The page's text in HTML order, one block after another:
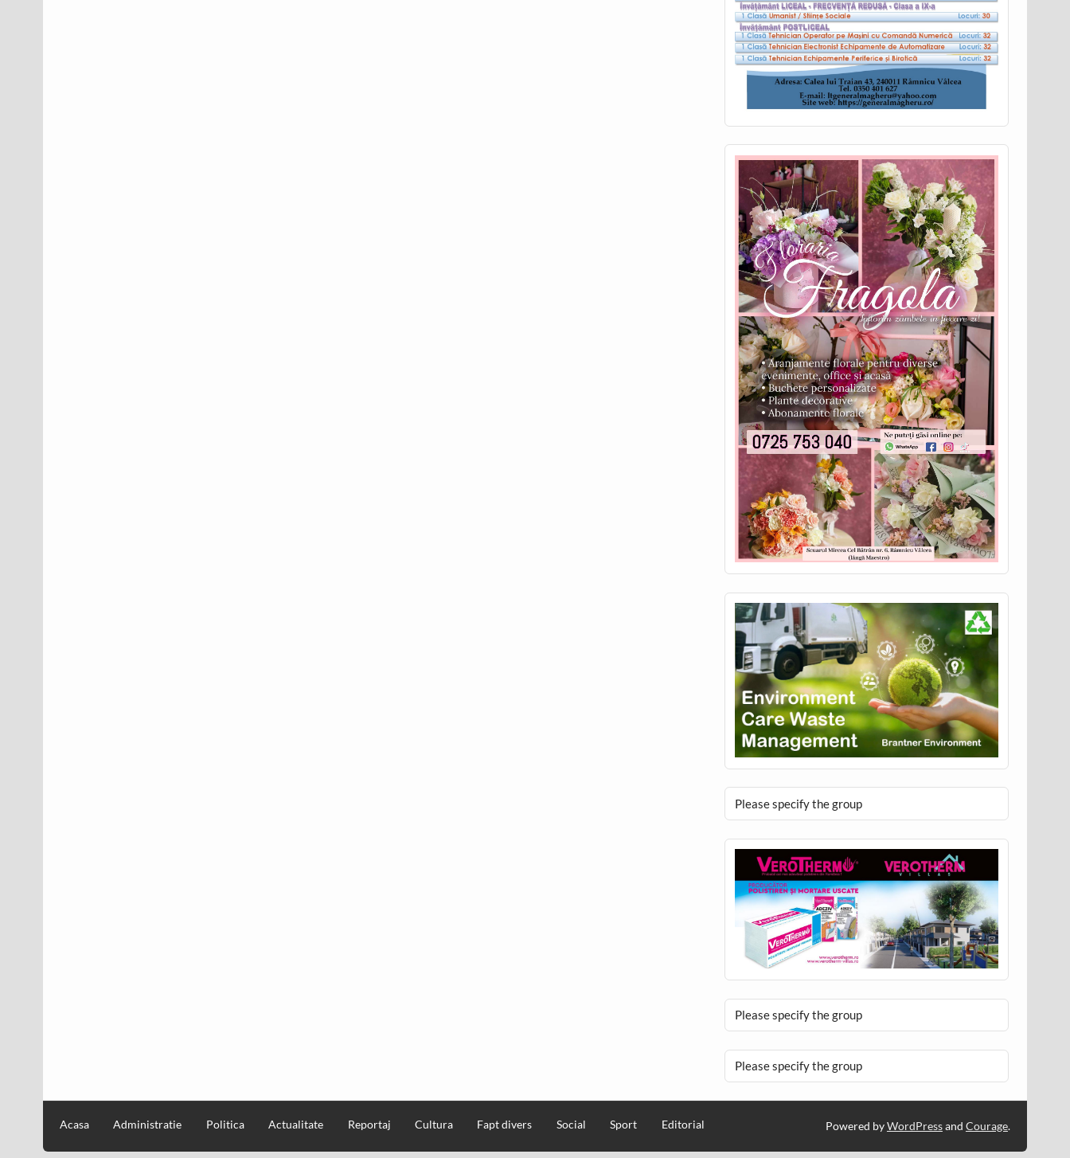
Please specify the group
Please specify the group
Please specify the group
Acasa Administratie Politica Actualitate Reportaj Cultura Fapt divers Social Sport Editorial Powered byWordPressand Courage.